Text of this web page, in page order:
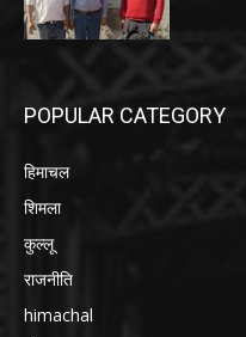
POPULAR CATEGORY
हिमाचल
शिमला
कुल्लू
राजनीति
himachal